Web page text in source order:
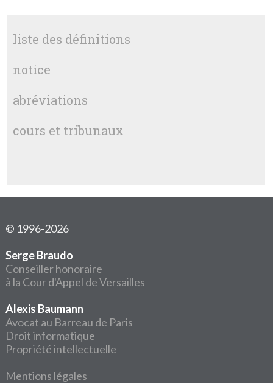
liste des définitions
notice
abréviations
cours et tribunaux
© 1996-2026
Serge Braudo
Conseiller honoraire
à la Cour d'Appel de Versailles
Alexis Baumann
Avocat au Barreau de Paris
Droit informatique
Propriété intellectuelle
Mentions légales